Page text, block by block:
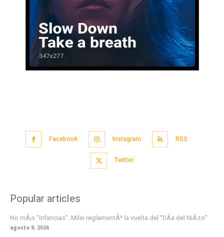
Facebook Instagram RSS
Twitter
Popular articles
No mÃ¡s “infancias”: Milei reglamentÃ³ la vuelta del “DÃ­a del NiÃ±o”
agosto 9, 2026